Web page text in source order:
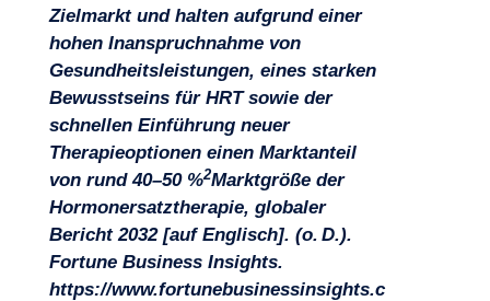
Zielmarkt und halten aufgrund einer
hohen Inanspruchnahme von
Gesundheitsleistungen, eines starken
Bewusstseins für HRT sowie der
schnellen Einführung neuer
Therapieoptionen einen Marktanteil
von rund 40–50 %2Marktgröße der
Hormonersatztherapie, globaler
Bericht 2032 [auf Englisch]. (o. D.).
Fortune Business Insights.
https://www.fortunebusinessinsights.c